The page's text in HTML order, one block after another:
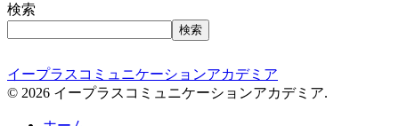
検索
検索
イープラスコミュニケーションアカデミア
© 2026 イープラスコミュニケーションアカデミア.